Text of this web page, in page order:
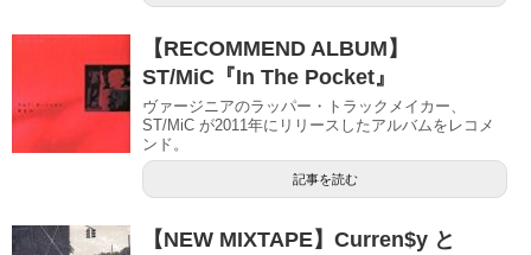
【RECOMMEND ALBUM】
ST/MiC『In The Pocket』
ヴァージニアのラッパー・トラックメイカー、
ST/MiC が2011年にリリースしたアルバムをレコメ
ンド。
記事を読む
【NEW MIXTAPE】Curren$y と